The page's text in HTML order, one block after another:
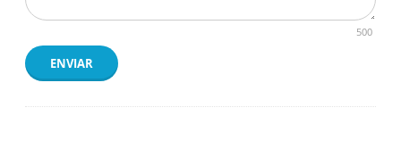
500
ENVIAR